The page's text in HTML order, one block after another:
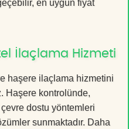
en uygun fiyat
İlaçlama Hizmeti
haşere ilaçlama hizmetini
Haşere kontrolünde,
dostu yöntemleri
sunmaktadır. Daha